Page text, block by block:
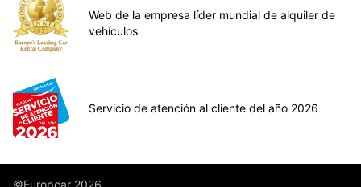
Web de la empresa líder mundial de alquiler de
vehículos
Servicio de atención al cliente del año 2026